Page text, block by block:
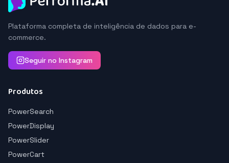
Plataforma completa de inteligência de dados para e-
commerce.
Seguir no Instagram
Produtos
PowerSearch
PowerDisplay
PowerSlider
PowerCart